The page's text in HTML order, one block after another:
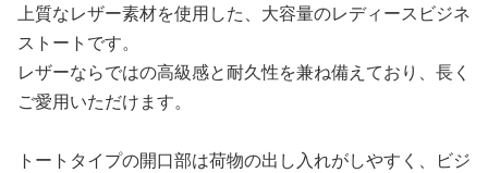
上質なレザー素材を使用した、大容量のレディースビジネ
ストートです。
レザーならではの高級感と耐久性を兼ね備えており、長く
ご愛用いただけます。
トートタイプの開口部は荷物の出し入れがしやすく、ビジ